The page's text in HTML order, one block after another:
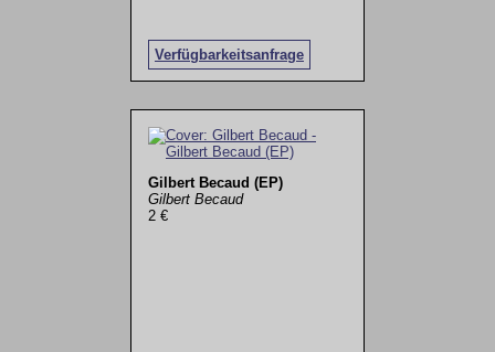
Verfügbarkeitsanfrage
Gilbert Becaud (EP)
Gilbert Becaud
2 €